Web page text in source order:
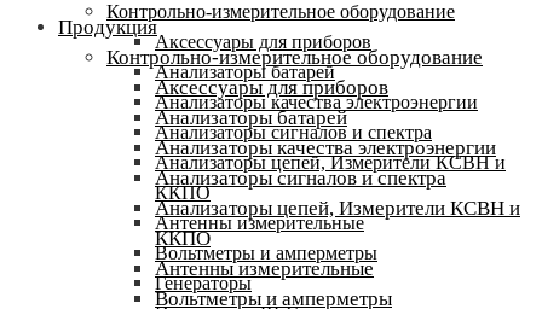
Контрольно-измерительное оборудование
Аксессуары для приборов
Анализаторы батарей
Анализаторы качества электроэнергии
Анализаторы сигналов и спектра
Анализаторы цепей, Измерители КСВН и
ККПО
Антенны измерительные
Вольтметры и амперметры
Генераторы
Продукция
Контрольно-измерительное оборудование
Аксессуары для приборов
Анализаторы батарей
Анализаторы качества электроэнергии
Анализаторы сигналов и спектра
Анализаторы цепей, Измерители КСВН и
ККПО
Антенны измерительные
Вольтметры и амперметры